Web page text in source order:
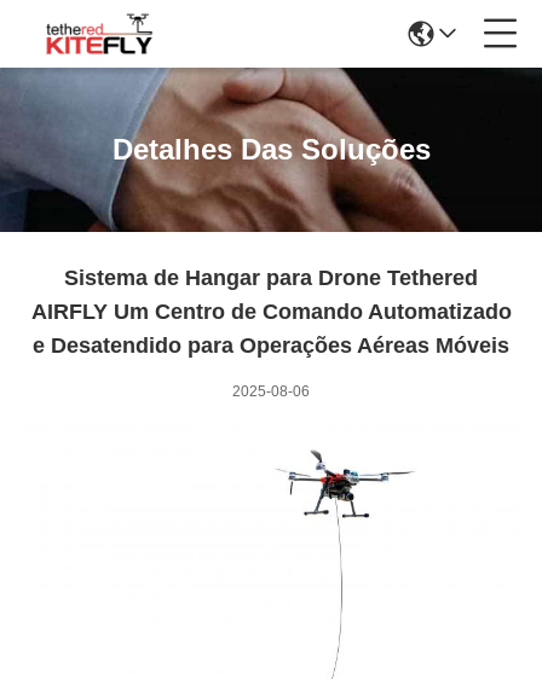
Detalhes Das Soluções
Sistema de Hangar para Drone Tethered
AIRFLY Um Centro de Comando Automatizado
e Desatendido para Operações Aéreas Móveis
2025-08-06